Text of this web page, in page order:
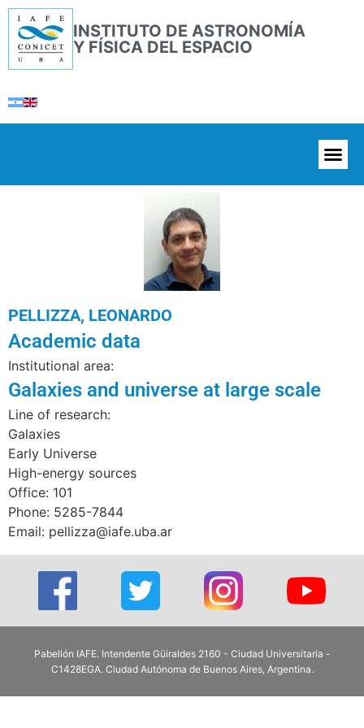
INSTITUTO DE ASTRONOMÍA
Y FÍSICA DEL ESPACIO
PELLIZZA, LEONARDO
Academic data
Institutional area:
Galaxies and universe at large scale
Line of research:
Galaxies
Early Universe
High-energy sources
Office: 101
Phone: 5285-7844
Email: pellizza@iafe.uba.ar
Pabellón IAFE. Intendente Güiraldes 2160 - Ciudad Universitaria -
C1428EGA. Ciudad Autónoma de Buenos Aires, Argentina.